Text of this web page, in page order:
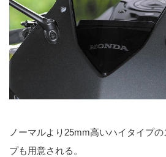
ノーマルより25mm高いハイタイプ
プも用意される。